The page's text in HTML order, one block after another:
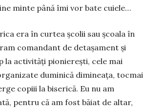
minte până îmi vor bate cuiele…
era în curtea școlii sau școala în
comandant de detașament și
la activități pionierești, cele mai
duminică dimineața, tocmai
copiii la biserică. Eu nu am
pentru că am fost băiat de altar,